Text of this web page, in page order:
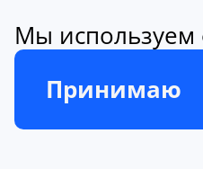
Мы используем
Принимаю